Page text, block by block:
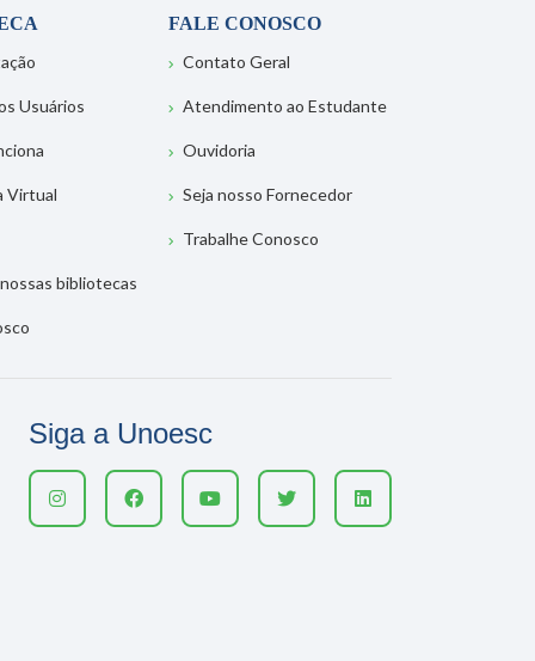
Usuários
Virtual
bibliotecas
FALE CONOSCO
Contato Geral
Atendimento ao Estudante
Ouvidoria
Seja nosso Fornecedor
Trabalhe Conosco
Siga a Unoesc